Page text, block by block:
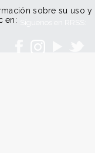
sobre su uso y
en: